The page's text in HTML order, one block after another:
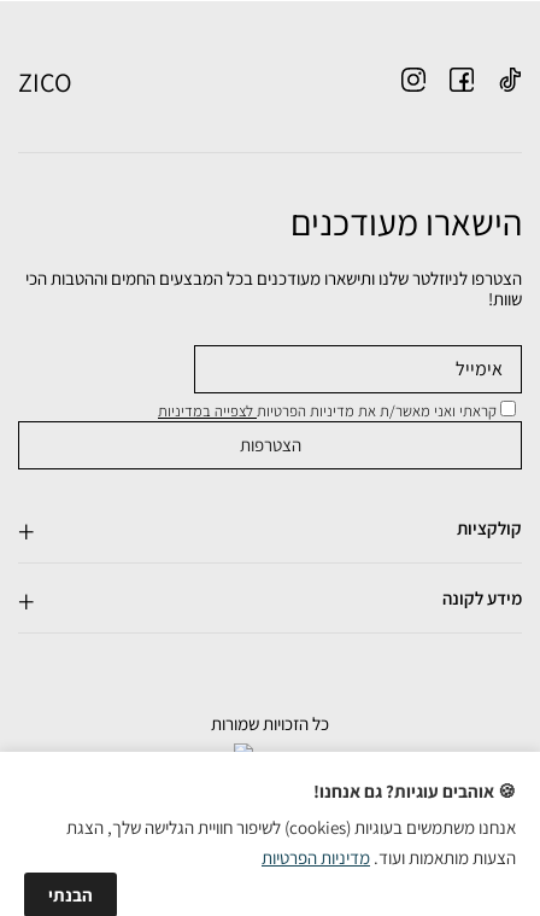
ZICO
הישארו מעודכנים
הצטרפו לניוזלטר שלנו ותישארו מעודכנים בכל המבצעים החמים וההטבות הכי
שוות!
קראתי ואני מאשר/ת את מדיניות הפרטיותלצפייה במדיניות
קולקציות
מידע לקונה
בניית אתרי מכירות
כל הזכויות שמורות
🍪 אוהבים עוגיות? גם אנחנו!
אנחנו משתמשים בעוגיות (cookies) לשיפור חוויית הגלישה שלך, הצגת
הצעות מותאמות ועוד. מדיניות הפרטיות
הבנתי